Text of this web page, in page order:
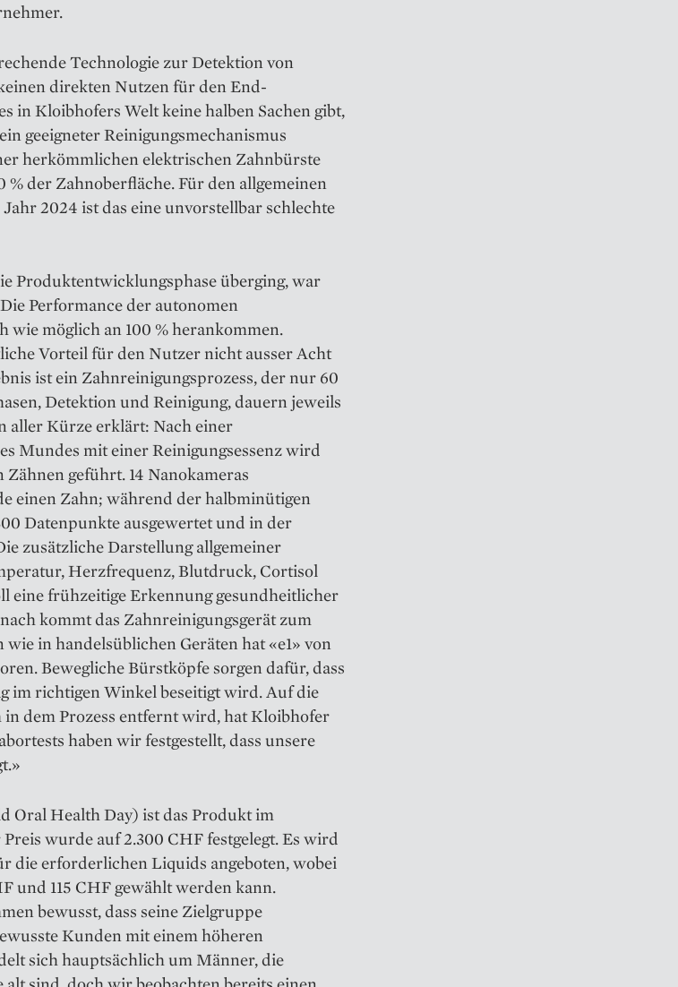
Technologie zur Detektion von
direkten Nutzen für den End­
in Kloib­hofers Welt keine halben Sachen gibt,
geeigneter Reinigungsmechanismus
herkömmlichen elektrischen Zahnbürste
der Zahnoberfläche. Für den allgemeinen
2024 ist das eine unvorstellbar schlechte
Produktentwicklungsphase überging, war
Performance der autonomen
wie möglich an 100 % herankommen.
Vorteil für den Nutzer nicht ausser Acht
ist ein Zahnreinigungsprozess, der nur 60
Detektion und Reinigung, dauern jeweils
aller Kürze erklärt: Nach einer
Mundes mit einer Reinigungsessenz wird
geführt. 14 Nanokameras
einen Zahn; während der halbminütigen
Datenpunkte ausgewertet und in der
zusätzliche Darstellung allgemeiner
Herzfrequenz, Blutdruck, Cortisol
eine frühzeitige Erkennung gesundheitlicher
kommt das Zahnreinigungsgerät zum
wie in handelsüblichen Geräten hat «e1» von
Bewegliche Bürstköpfe sorgen dafür, dass
im richtigen Winkel beseitigt wird. Auf die
in dem Prozess entfernt wird, hat Kloibhofer
haben wir festgestellt, dass unsere
Oral Health Day) ist das Produkt im
wurde auf 2.300 CHF festgelegt. Es wird
die erforderlichen Liquids angeboten, wobei
und 115 CHF gewählt werden kann.
bewusst, dass seine Zielgruppe
Kunden mit einem höheren
sich hauptsächlich um Männer, die